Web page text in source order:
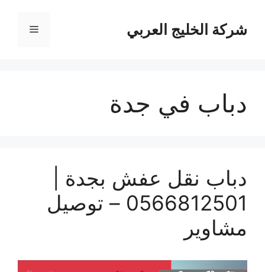
المحتوىشركة الخليج العربي القائمة
دباب في جدة
دباب نقل عفش بجدة |
0566812501 – توصيل
مشاوير